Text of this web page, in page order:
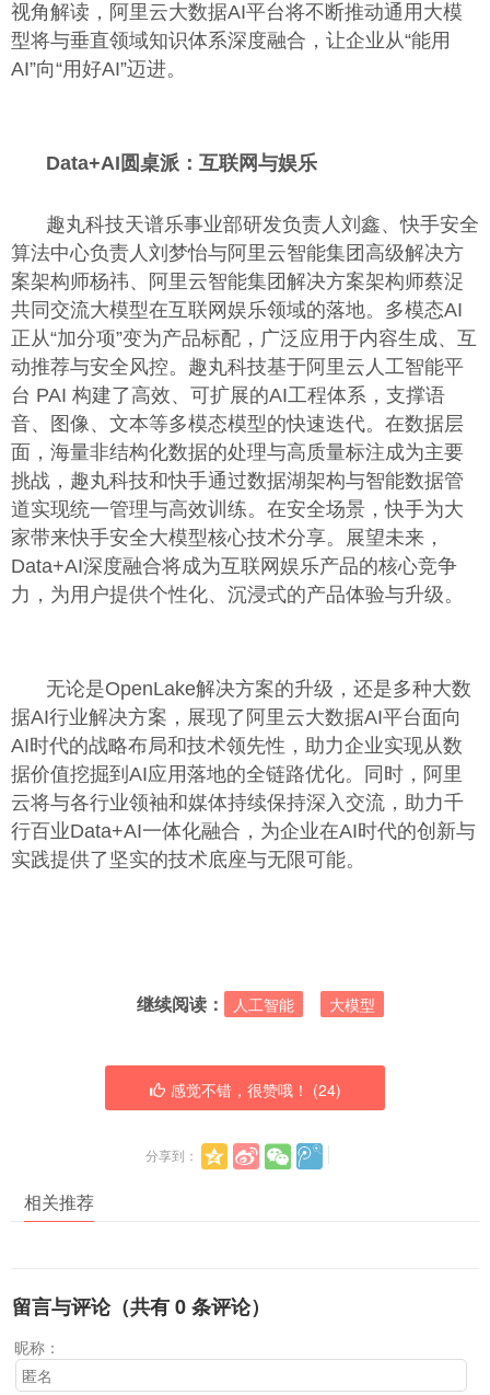
视角解读，阿里云大数据AI平台将不断推动通用大模
型将与垂直领域知识体系深度融合，让企业从“能用
AI”向“用好AI”迈进。
Data+AI 圆桌派：互联网与娱乐
趣丸科技天谱乐事业部研发负责人刘鑫、快手安全
算法中心负责人刘梦怡与阿里云智能集团高级解决方
案架构师杨祎、阿里云智能集团解决方案架构师蔡浞
共同交流大模型在互联网娱乐领域的落地。多模态AI
正从“加分项”变为产品标配，广泛应用于内容生成、互
动推荐与安全风控。趣丸科技基于阿里云人工智能平
台 PAI 构建了高效、可扩展的AI工程体系，支撑语
音、图像、文本等多模态模型的快速迭代。在数据层
面，海量非结构化数据的处理与高质量标注成为主要
挑战，趣丸科技和快手通过数据湖架构与智能数据管
道实现统一管理与高效训练。在安全场景，快手为大
家带来快手安全大模型核心技术分享。展望未来，
Data+AI深度融合将成为互联网娱乐产品的核心竞争
力，为用户提供个性化、沉浸式的产品体验与升级。
无论是OpenLake解决方案的升级，还是多种大数
据AI行业解决方案，展现了阿里云大数据AI平台面向
AI时代的战略布局和技术领先性，助力企业实现从数
据价值挖掘到AI应用落地的全链路优化。同时，阿里
云将与各行业领袖和媒体持续保持深入交流，助力千
行百业Data+AI一体化融合，为企业在AI时代的创新与
实践提供了坚实的技术底座与无限可能。
继续阅读： 人工智能 大模型
感觉不错，很赞哦！ (24)
分享到：
相关推荐
留言与评论（共有0条评论）
昵称：